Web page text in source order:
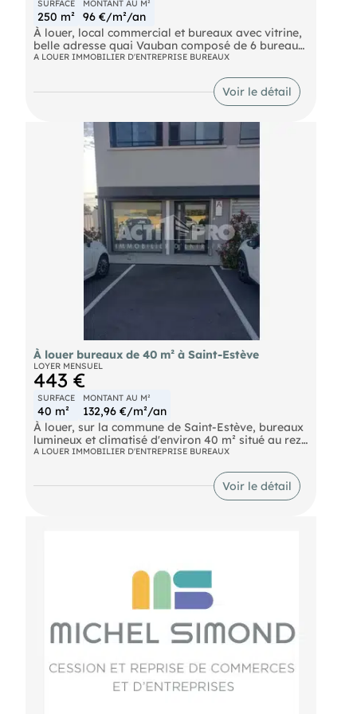
SURFACE
250 m²
MONTANT AU M²
96 €/m²/an
À louer, local commercial et bureaux avec vitrine,
belle adresse quai Vauban composé de 6 bureaux
avec points d'eau, une grande salle d'attente avec
tribunal. Plus de renseignements sur demande.
Pour découvrir d'autres biens, rendez-vous sur
A LOUER IMMOBILIER D'ENTREPRISE BUREAUX
Voir le détail
À louer bureaux de 40 m² à Saint-Estève
LOYER MENSUEL
443 €
SURFACE
40 m²
MONTANT AU M²
132,96 €/m²/an
À louer, sur la commune de Saint-Estève, bureaux
lumineux et climatisé d'environ 40 m² situé au rez-
de-chaussée avec vitrine d'un petit collectif de
stationnement inclus. Renseignements sur
demande. Pour découvrir d'autres biens, rendez-
A LOUER IMMOBILIER D'ENTREPRISE BUREAUX
Voir le détail